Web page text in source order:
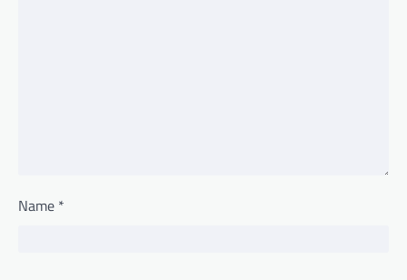
Name *